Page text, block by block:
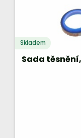
Skladem
Sada